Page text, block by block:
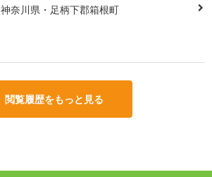
神奈川県・足柄下郡箱根町
閲覧履歴をもっと見る